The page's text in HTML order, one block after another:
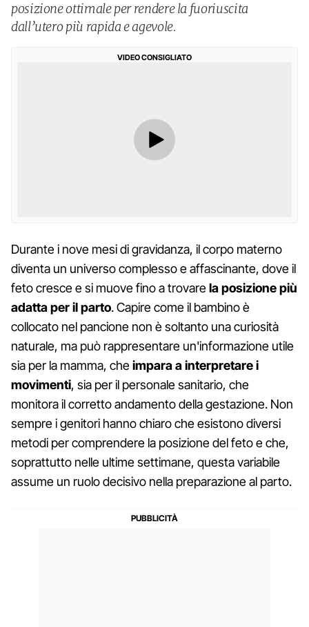
posizione ottimale per rendere la fuoriuscita
dall’utero più rapida e agevole.
VIDEO CONSIGLIATO
Durante i nove mesi di gravidanza, il corpo materno
diventa un universo complesso e affascinante, dove il
feto cresce e si muove fino a trovarela posizione più
adatta per il parto. Capire come il bambino è
collocato nel pancione non è soltanto una curiosità
naturale, ma può rappresentare un'informazione utile
sia per la mamma, cheimpara a interpretare i
movimenti, sia per il personale sanitario, che
monitora il corretto andamento della gestazione. Non
sempre i genitori hanno chiaro che esistono diversi
metodi per comprendere la posizione del feto e che,
soprattutto nelle ultime settimane, questa variabile
assume un ruolo decisivo nella preparazione al parto.